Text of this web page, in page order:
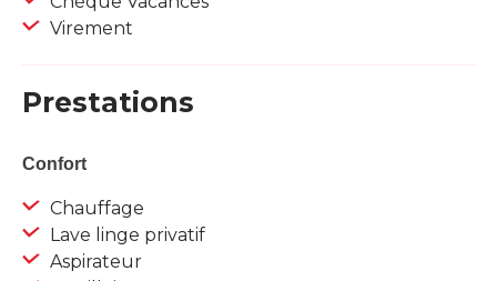
Virement
Prestations
Confort
Chauffage
Lave linge privatif
Aspirateur